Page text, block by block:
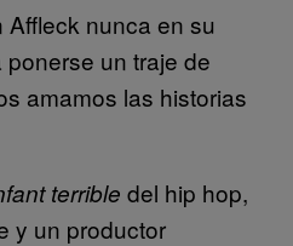
nunca en su
un traje de
amamos las historias
terrible del hip hop,
y un productor